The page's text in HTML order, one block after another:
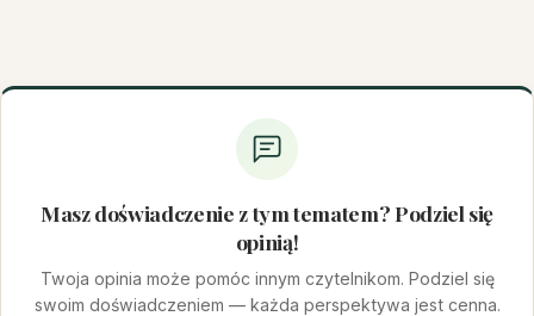
Masz doświadczenie z tym tematem? Podziel się
opinią!
Twoja opinia może pomóc innym czytelnikom. Podziel się
swoim doświadczeniem — każda perspektywa jest cenna.